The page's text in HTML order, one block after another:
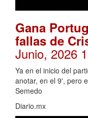
Gana
fallas de
Junio, 2026
Ya en el inicio del
anotar, en el 9', pero
Semedo
Diario.mx